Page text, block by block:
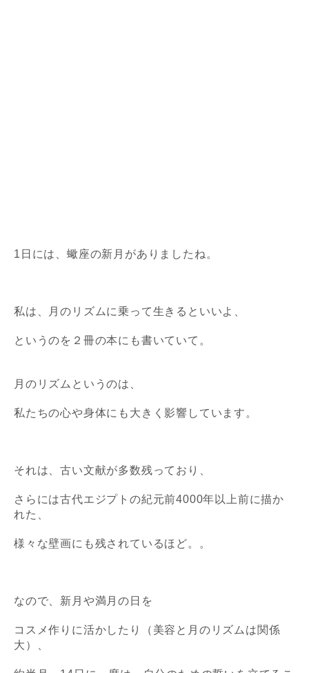
1日には、蠍座の新月がありましたね。
私は、月のリズムに乗って生きるといいよ、
というのを２冊の本にも書いていて。
月のリズムというのは、
私たちの心や身体にも大きく影響しています。
それは、古い文献が多数残っており、
さらには古代エジプトの紀元前4000年以上前に描か
れた、
様々な壁画にも残されているほど。。
なので、新月や満月の日を
コスメ作りに活かしたり（美容と月のリズムは関係
大）、